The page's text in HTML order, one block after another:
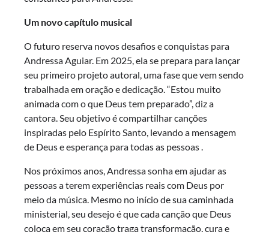
Um novo capítulo musical
O futuro reserva novos desafios e conquistas para
Andressa Aguiar. Em 2025, ela se prepara para lançar
seu primeiro projeto autoral, uma fase que vem sendo
trabalhada em oração e dedicação. “Estou muito
animada com o que Deus tem preparado”, diz a
cantora. Seu objetivo é compartilhar canções
inspiradas pelo Espírito Santo, levando a mensagem
de Deus e esperança para todas as pessoas .
Nos próximos anos, Andressa sonha em ajudar as
pessoas a terem experiências reais com Deus por
meio da música. Mesmo no início de sua caminhada
ministerial, seu desejo é que cada canção que Deus
coloca em seu coração traga transformação, cura e